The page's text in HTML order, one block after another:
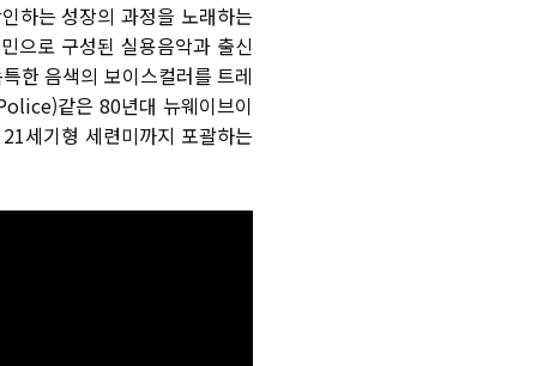
하는 성장의 과정을 노래하는
으로 구성된 실용음악과 출신
한 음색의 보이스컬러를 트레
같은 80년대 뉴웨이브이
21세기형 세련미까지 포괄하는